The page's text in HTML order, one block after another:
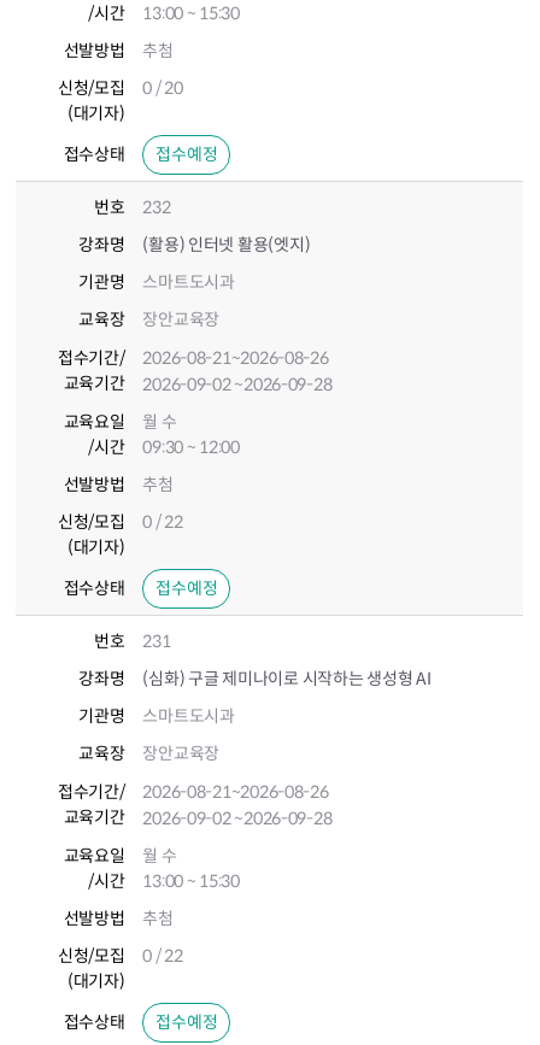
/시간
13:00 ~ 15:30
선발방법
추첨
신청/모집
(대기자)
0 / 20
접수상태 접수예정
번호
232
강좌명
(활용) 인터넷 활용(엣지)
기관명
스마트도시과
교육장
장안교육장
접수기간/
교육기간
2026-08-21~2026-08-26
2026-09-02~2026-09-28
교육요일
/시간
월 수
09:30 ~ 12:00
선발방법
추첨
신청/모집
(대기자)
0 / 22
접수상태 접수예정
번호
231
강좌명
(심화) 구글 제미나이로 시작하는 생성형 AI
기관명
스마트도시과
교육장
장안교육장
접수기간/
교육기간
2026-08-21~2026-08-26
2026-09-02~2026-09-28
교육요일
/시간
월 수
13:00 ~ 15:30
선발방법
추첨
신청/모집
(대기자)
0 / 22
접수상태 접수예정